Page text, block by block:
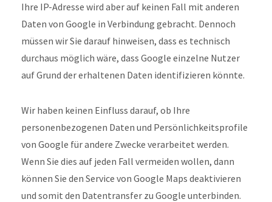
Ihre IP-Adresse wird aber auf keinen Fall mit anderen
Daten von Google in Verbindung gebracht. Dennoch
müssen wir Sie darauf hinweisen, dass es technisch
durchaus möglich wäre, dass Google einzelne Nutzer
auf Grund der erhaltenen Daten identifizieren könnte.
Wir haben keinen Einfluss darauf, ob Ihre
personenbezogenen Daten und Persönlichkeitsprofile
von Google für andere Zwecke verarbeitet werden.
Wenn Sie dies auf jeden Fall vermeiden wollen, dann
können Sie den Service von Google Maps deaktivieren
und somit den Datentransfer zu Google unterbinden.